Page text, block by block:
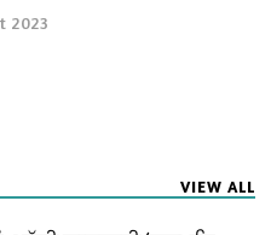
2023
VIEW ALL